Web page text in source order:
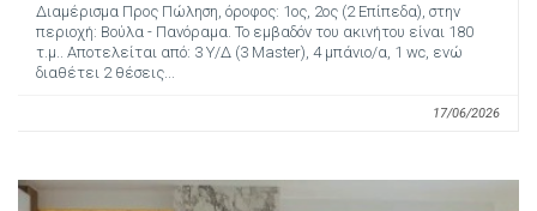
Διαμέρισμα Προς Πώληση, όροφος: 1ος, 2ος (2 Επίπεδα), στην
περιοχή: Βούλα - Πανόραμα. Το εμβαδόν του ακινήτου είναι 180
τ.μ.. Αποτελείται από: 3 Υ/Δ (3 Master), 4 μπάνιο/α, 1 wc, ενώ
διαθέτει 2 θέσεις...
17/06/2026